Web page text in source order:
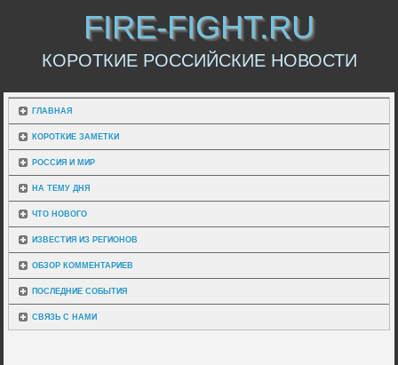
FIRE-FIGHT.RU
КОРОТКИЕ РОССИЙСКИЕ НОВОСТИ
ГЛАВНАЯ
КОРОТКИЕ ЗАМЕТКИ
РОССИЯ И МИР
НА ТЕМУ ДНЯ
ЧТО НОВОГО
ИЗВЕСТИЯ ИЗ РЕГИОНОВ
ОБЗОР КОММЕНТАРИЕВ
ПОСЛЕДНИЕ СОБЫТИЯ
СВЯЗЬ С НАМИ